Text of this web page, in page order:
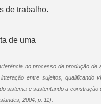
de trabalho.
de uma
no processo de produção
entre sujeitos, qualificando
sistema e sustentando a construção
2004, p. 11).